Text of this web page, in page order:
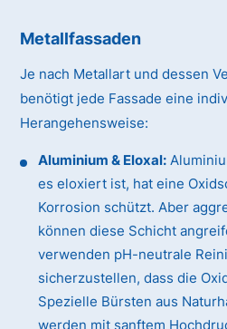
Metallfassaden
Je nach Metallart und dessen
benötigt jede Fassade eine
Herangehensweise:
Aluminium & Eloxal:
es eloxiert ist, hat eine
Korrosion schützt. Aber
können diese Schicht
verwenden pH-neutrale
sicherzustellen, dass die
Spezielle Bürsten aus
werden mit sanftem